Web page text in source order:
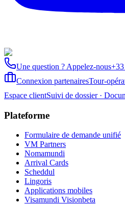
Une question ? Appelez-nous
Connexion partenairesTour-
Espace clientSuivi de dossier ·
Plateforme
Formulaire de demande unifié
VM Partners
Nomamundi
Arrival Cards
Scheddul
Lingoris
Applications mobiles
Visamundi Visionbeta